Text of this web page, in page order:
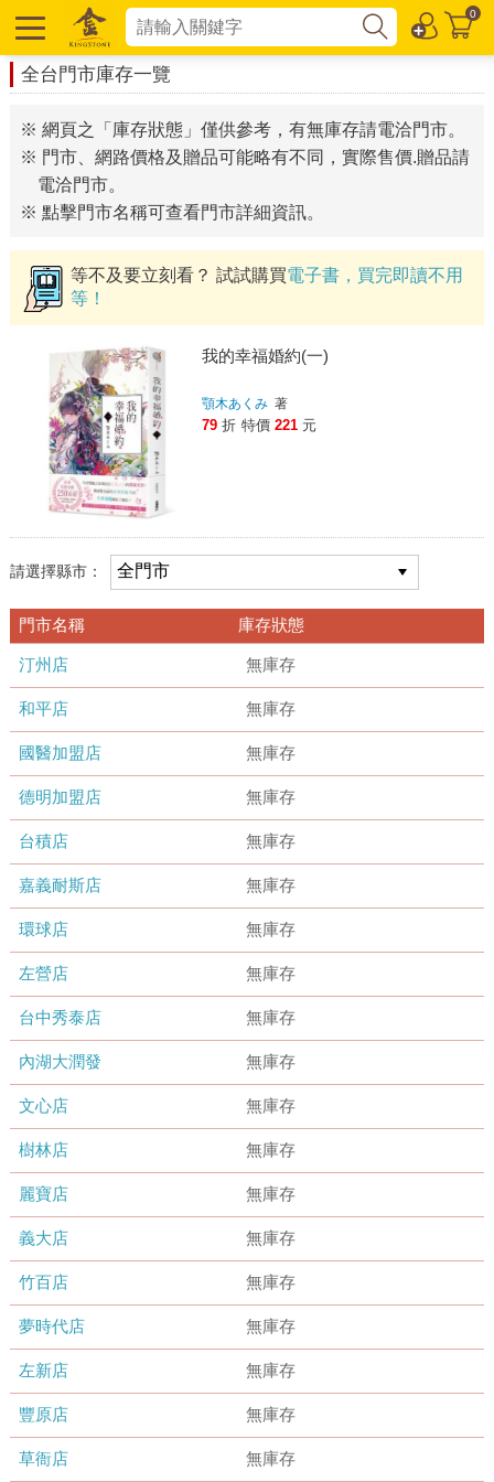
0
全台門市庫存一覽
※ 網頁之「庫存狀態」僅供參考，有無庫存請電洽門市。
※ 門市、網路價格及贈品可能略有不同，實際售價.贈品請
電洽門市。
※ 點擊門市名稱可查看門市詳細資訊。
等不及要立刻看？ 試試購買電子書，買完即讀不用
等！
我的幸福婚約(一)
顎木あくみ 著
79 折 特價 221 元
請選擇縣市：
門市名稱 庫存狀態
汀州店 無庫存
和平店 無庫存
國醫加盟店 無庫存
德明加盟店 無庫存
台積店 無庫存
嘉義耐斯店 無庫存
環球店 無庫存
左營店 無庫存
台中秀泰店 無庫存
內湖大潤發 無庫存
文心店 無庫存
樹林店 無庫存
麗寶店 無庫存
義大店 無庫存
竹百店 無庫存
夢時代店 無庫存
左新店 無庫存
豐原店 無庫存
草衙店 無庫存